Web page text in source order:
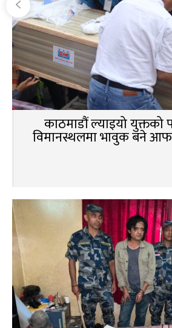
काठमाडौं ल्याइयो युक्तको
विमानस्थलमा भावुक बने